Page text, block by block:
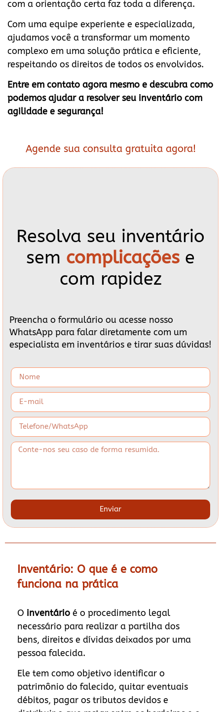
com a orientação certa faz toda a diferença.
Com uma equipe experiente e especializada,
ajudamos você a transformar um momento
complexo em uma solução prática e eficiente,
respeitando os direitos de todos os envolvidos.
Entre em contato agora mesmo e descubra como
podemos ajudar a resolver seu inventário com
agilidade e segurança!
Agende sua consulta gratuita agora!
Resolva seu inventário
sem complicações e
com rapidez
Preencha o formulário ou acesse nosso
WhatsApp para falar diretamente com um
especialista em inventários e tirar suas dúvidas!
Enviar
Inventário: O que é e como
funciona na prática
O inventário é o procedimento legal
necessário para realizar a partilha dos
bens, direitos e dívidas deixados por uma
pessoa falecida.
Ele tem como objetivo identificar o
patrimônio do falecido, quitar eventuais
débitos, pagar os tributos devidos e